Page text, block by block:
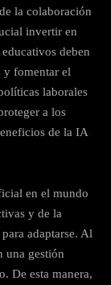
la colaboración
invertir en
deben
y fomentar el
laborales
a los
de la IA
en el mundo
y de la
adaptarse. Al
una gestión
De esta manera,